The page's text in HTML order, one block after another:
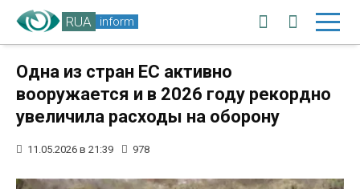
RUA inform
Одна из стран ЕС активно
вооружается и в 2026 году рекордно
увеличила расходы на оборону
11.05.2026 в 21:39 978